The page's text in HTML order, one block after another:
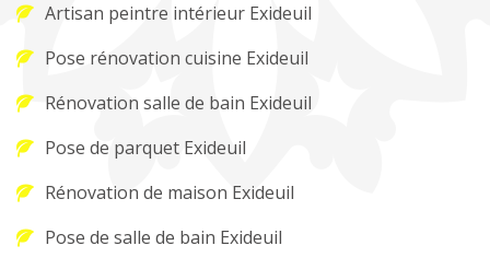
Artisan peintre intérieur Exideuil
Pose rénovation cuisine Exideuil
Rénovation salle de bain Exideuil
Pose de parquet Exideuil
Rénovation de maison Exideuil
Pose de salle de bain Exideuil